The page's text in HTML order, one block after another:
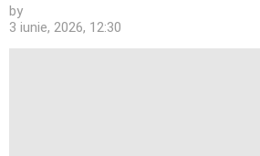
by
3 iunie, 2026, 12:30